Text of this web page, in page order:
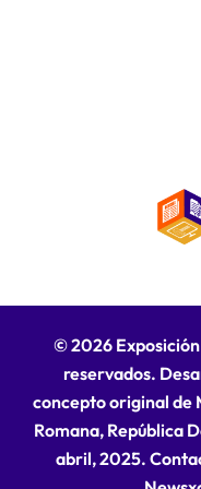
© 2026
reservados.
concepto original de
Romana, República
abril, 2025.